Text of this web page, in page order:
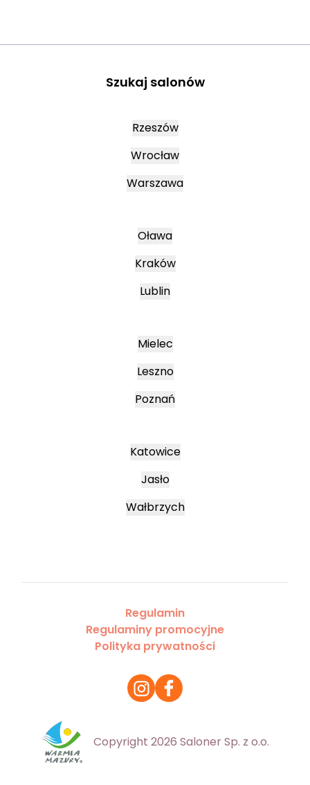
Szukaj salonów
Rzeszów
Wrocław
Warszawa
Oława
Kraków
Lublin
Mielec
Leszno
Poznań
Katowice
Jasło
Wałbrzych
Regulamin
Regulaminy promocyjne
Polityka prywatności
Copyright 2026 Saloner Sp. z o.o.